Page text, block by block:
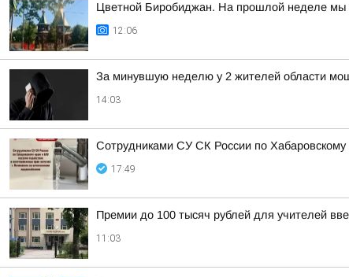
Цветной Биробиджан. На прошлой неделе мы
12:06
За минувшую неделю у 2 жителей области
14:03
Сотрудниками СУ СК России по Хабаровскому
17:49
Премии до 100 тысяч рублей для учителей
11:03